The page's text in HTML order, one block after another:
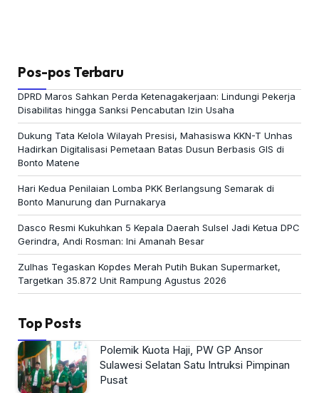
Pos-pos Terbaru
DPRD Maros Sahkan Perda Ketenagakerjaan: Lindungi Pekerja
Disabilitas hingga Sanksi Pencabutan Izin Usaha
Dukung Tata Kelola Wilayah Presisi, Mahasiswa KKN-T Unhas
Hadirkan Digitalisasi Pemetaan Batas Dusun Berbasis GIS di
Bonto Matene
Hari Kedua Penilaian Lomba PKK Berlangsung Semarak di
Bonto Manurung dan Purnakarya
Dasco Resmi Kukuhkan 5 Kepala Daerah Sulsel Jadi Ketua DPC
Gerindra, Andi Rosman: Ini Amanah Besar
Zulhas Tegaskan Kopdes Merah Putih Bukan Supermarket,
Targetkan 35.872 Unit Rampung Agustus 2026
Top Posts
Polemik Kuota Haji, PW GP Ansor
Sulawesi Selatan Satu Intruksi Pimpinan
Pusat